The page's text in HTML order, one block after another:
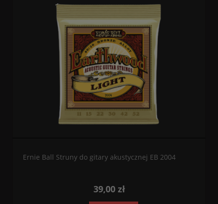
Ernie Ball Struny do gitary akustycznej EB 2004
39,00 zł